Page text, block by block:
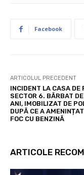
Facebook
ARTICOLUL PRECEDENT
INCIDENT LA CASA DE
SECTOR 6. BĂRBAT
ANI, IMOBILIZAT DE
DUPĂ CE A
FOC CU BENZINĂ
ARTICOLE